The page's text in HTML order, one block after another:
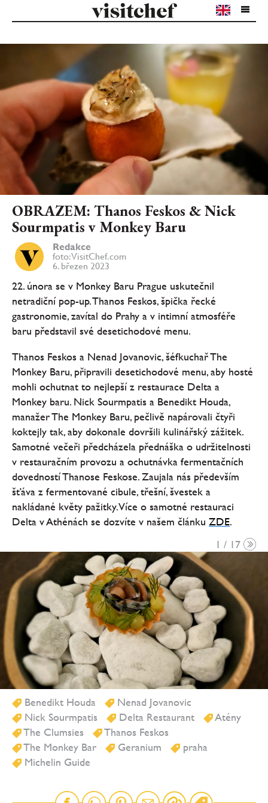
OBRAZEM: Thanos Feskos & Nick
Sourmpatis v Monkey Baru
Redakce
foto: VisitChef.com
6. březen 2023
22. února se v Monkey Baru Prague uskutečnil
netradiční pop-up. Thanos Feskos, špička řecké
gastronomie, zavítal do Prahy a v intimní atmosféře
baru představil své desetichodové menu.
Thanos Feskos a Nenad Jovanovic, šéfkuchař The
Monkey Baru, připravili desetichodové menu, aby hosté
mohli ochutnat to nejlepší z restaurace Delta a
Monkey baru. Nick Sourmpatis a Benedikt Houda,
manažer The Monkey Baru, pečlivě napárovali čtyři
koktejly tak, aby dokonale dovršili kulinářský zážitek.
Samotné večeři předcházela přednáška o udržitelnosti
v restauračním provozu a ochutnávka fermentačních
dovedností Thanose Feskose. Zaujala nás především
šťáva z fermentované cibule, třešní, švestek a
nakládané květy pažitky. Více o samotné restauraci
Delta v Athénách se dozvíte v našem článku ZDE.
1 / 17
Benedikt Houda
Nenad Jovanovic
Nick Sourmpatis
Delta Restaurant
Atény
The Clumsies
Thanos Feskos
The Monkey Bar
Geranium
praha
Michelin Guide